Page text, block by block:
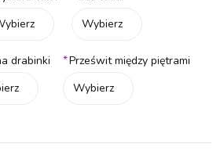
Wybierz
drabinki
*Prześwit między piętrami
Wybierz